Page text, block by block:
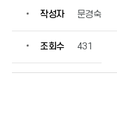
작성자 문경숙
조회수 431